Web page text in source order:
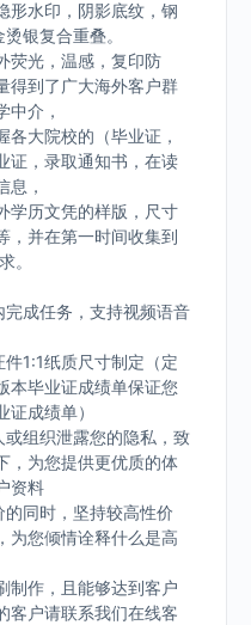
形水印，阴影底纹，钢
银复合重叠。
荧光，温感，复印防
得到了广大海外客户群
中介，
各大院校的（毕业证，
证，录取通知书，在读
息，
学历文凭的样版，尺寸
，并在第一时间收集到
。
成任务，支持视频语音
1:1纸质尺寸制定（定
本毕业证成绩单保证您
成绩单）
组织泄露您的隐私，致
，为您提供更优质的体
资料
同时，坚持较高性价
为您倾情诠释什么是高
制作，且能够达到客户
客户请联系我们在线客